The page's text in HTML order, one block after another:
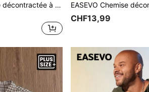
EASEVO Chemise décontractée à manches courtes ample en tissage mode pour hommes jeunes (grande taille), vacances, cadeaux pour la fête des pères
CHF13,99